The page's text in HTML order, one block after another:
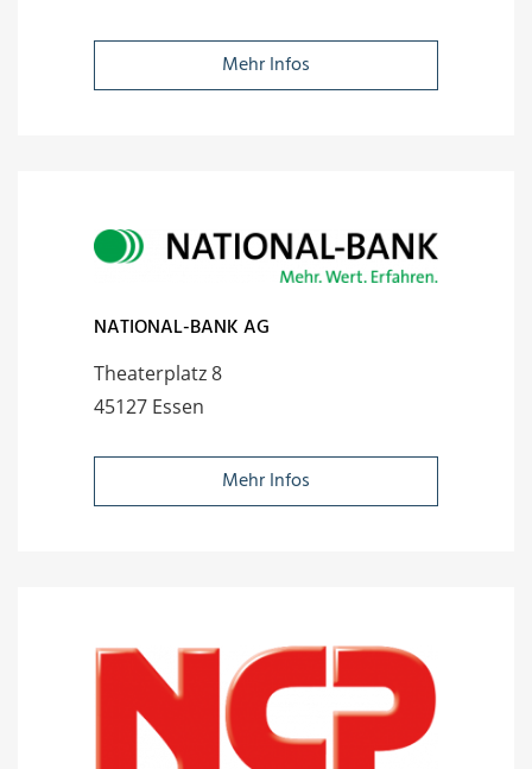
Mehr Infos
NATIONAL-BANK AG
Theaterplatz 8
45127 Essen
Mehr Infos